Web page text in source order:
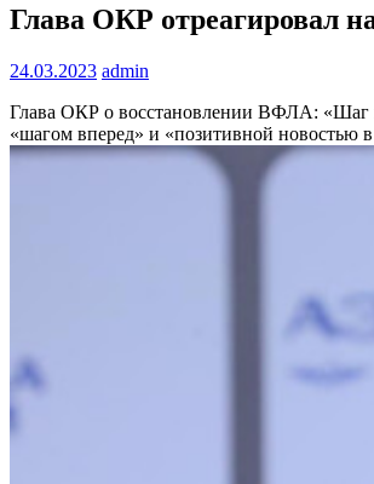
Глава ОКР отреагировал
24.03.2023 admin
Глава ОКР о восстановлении ВФЛА: «Шаг
«шагом вперед» и «позитивной новостью